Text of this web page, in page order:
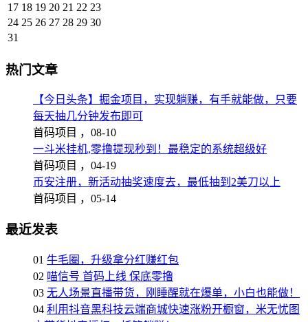
17 18 19 20 21 22 23
24 25 26 27 28 29 30
31
热门文章
【今日头条】掘金项目，实现躺赚，有手就能做，只要
每天抽几分钟发布即可
首码项目 ， 08-10
一斗米挂机,零撸提现秒到！最稳定的系统超级好
首码项目 ， 04-19
币安注册，新活动抽奖速度去，最低抽到2美刀以上
首码项目 ， 05-14
最近发表
01 牛毛圈，升级拿分红赚红包
02 喵信号 首码上线 保底零撸
03 无人场景直播带货，刚睡醒就在爆单，小白也能做！
04 利用抖音黑科技云端商城快速涨粉开橱窗，米无忧图